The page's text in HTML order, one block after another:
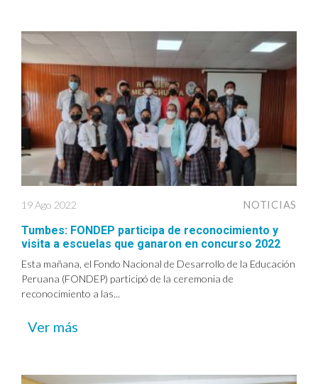
19 Ago 2022 NOTICIAS
Tumbes: FONDEP participa de reconocimiento y
visita a escuelas que ganaron en concurso 2022
Esta mañana, el Fondo Nacional de Desarrollo de la Educación
Peruana (FONDEP) participó de la ceremonia de
reconocimiento a las...
Ver más